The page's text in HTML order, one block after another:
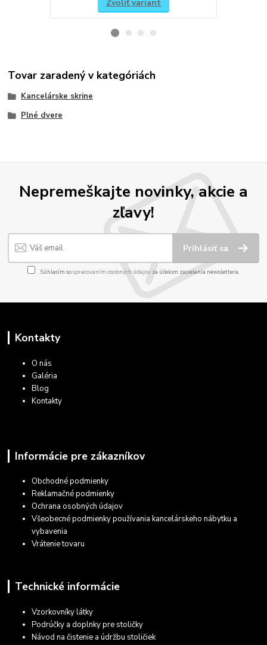
Zvoliť variant
Tovar zaradený v kategóriách
Kancelárske skrine
Plné dvere
Nepremeškajte novinky, akcie a
zľavy!
Prihlásiť sa
Súhlasím sospracovaním osobných údajov za účelom zasielania newslettera.
Kontakty
O nás
Galéria
Blog
Kontakty
Informácie pre zákazníkov
Obchodné podmienky
Reklamačné podmienky
Ochrana osobných údajov
Všeobecné podmienky používania kancelárskeho nábytku a
vybavenia
Vrátenie tovaru
Technické informácie
Vzorkovníky látky
Podrúčky a doplnky pre stoličky
Návod na čistenie a údržbu stoličiek